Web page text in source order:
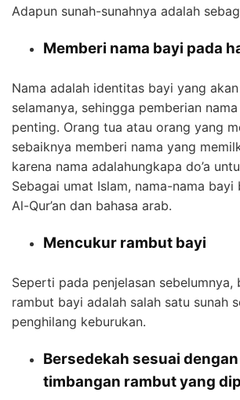
Adapun sunah-sunahnya adalah
Memberi nama bayi pada
Nama adalah identitas bayi yang
selamanya, sehingga pemberian
penting. Orang tua atau orang yang
sebaiknya memberi nama yang
karena nama adalahungkapa do’a
Sebagai umat Islam, nama-nama
Al-Qur’an dan bahasa arab.
Mencukur rambut bayi
Seperti pada penjelasan sebelumnya,
rambut bayi adalah salah satu sunah
penghilang keburukan.
Bersedekah sesuai
timbangan rambut yang